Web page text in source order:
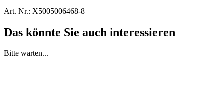
Art. Nr.: X5005006468-8
Das könnte Sie auch interessieren
Bitte warten...